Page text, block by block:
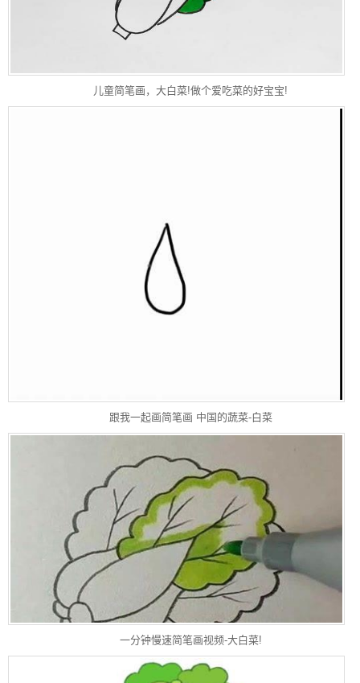
儿童简笔画，大白菜!做个爱吃菜的好宝宝!
跟我一起画简笔画 中国的蔬菜-白菜
一分钟慢速简笔画视频-大白菜!